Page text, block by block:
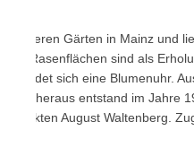
größeren Gärten in Mainz und
Rasenflächen sind als
befindet sich eine Blumenuhr.
heraus entstand im Jahre
August Waltenberg.